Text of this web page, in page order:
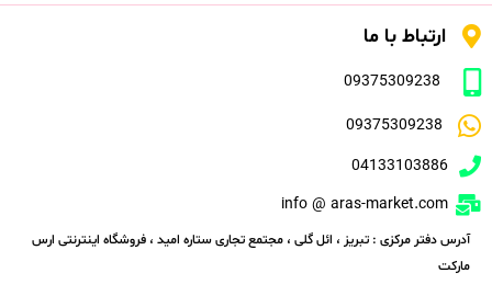
ارتباط با ما
09375309238
09375309238
04133103886
info @ aras-market.com
آدرس دفتر مرکزی : تبریز ، ائل گلی ، مجتمع تجاری ستاره امید ، فروشگاه اینترنتی ارس
مارکت